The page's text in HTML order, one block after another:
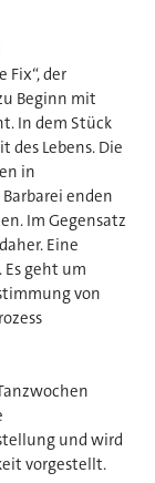
Fix“, der
Beginn mit
In dem Stück
des Lebens. Die
in
enden
Im Gegensatz
Eine
geht um
von
und wird
vorgestellt.